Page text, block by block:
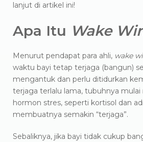
lanjut di artikel ini!
Apa Itu Wake
Menurut pendapat para ahli, wake
waktu bayi tetap terjaga (bangun)
mengantuk dan perlu ditidurkan
terjaga terlalu lama, tubuhnya
hormon stres, seperti kortisol dan
membuatnya semakin “terjaga”.
Sebaliknya, jika bayi tidak cukup